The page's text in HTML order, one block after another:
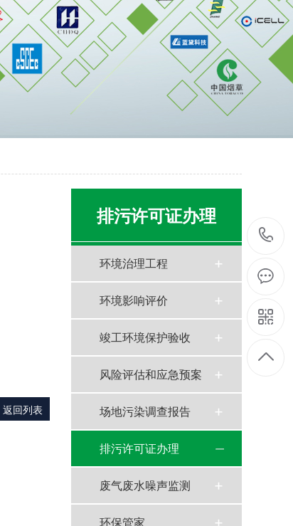
排污许可证办理
环境治理工程
环境影响评价
竣工环境保护验收
风险评估和应急预案
场地污染调查报告
排污许可证办理
废气废水噪声监测
环保管家
返回列表